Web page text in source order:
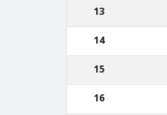
13
14
15
16